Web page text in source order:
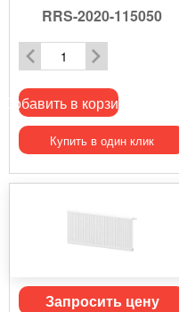
RRS-2020-115050
Добавить в корзину
Купить в один клик
Запросить цену